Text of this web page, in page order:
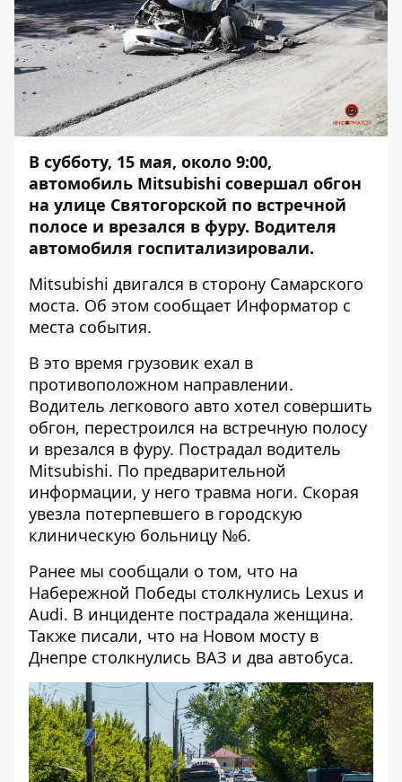
В субботу, 15 мая, около 9:00,
автомобиль Mitsubishi совершал обгон
на улице Святогорской по встречной
полосе и врезался в фуру. Водителя
автомобиля госпитализировали.
Mitsubishi двигался в сторону Самарского
моста. Об этом сообщает Информатор с
места события.
В это время грузовик ехал в
противоположном направлении.
Водитель легкового авто хотел совершить
обгон, перестроился на встречную полосу
и врезался в фуру. Пострадал водитель
Mitsubishi. По предварительной
информации, у него травма ноги. Скорая
увезла потерпевшего в городскую
клиническую больницу №6.
Ранее мы сообщали о том, что на
Набережной Победы столкнулись Lexus и
Audi. В инциденте пострадала женщина.
Также писали, что на Новом мосту в
Днепре столкнулись ВАЗ и два автобуса.